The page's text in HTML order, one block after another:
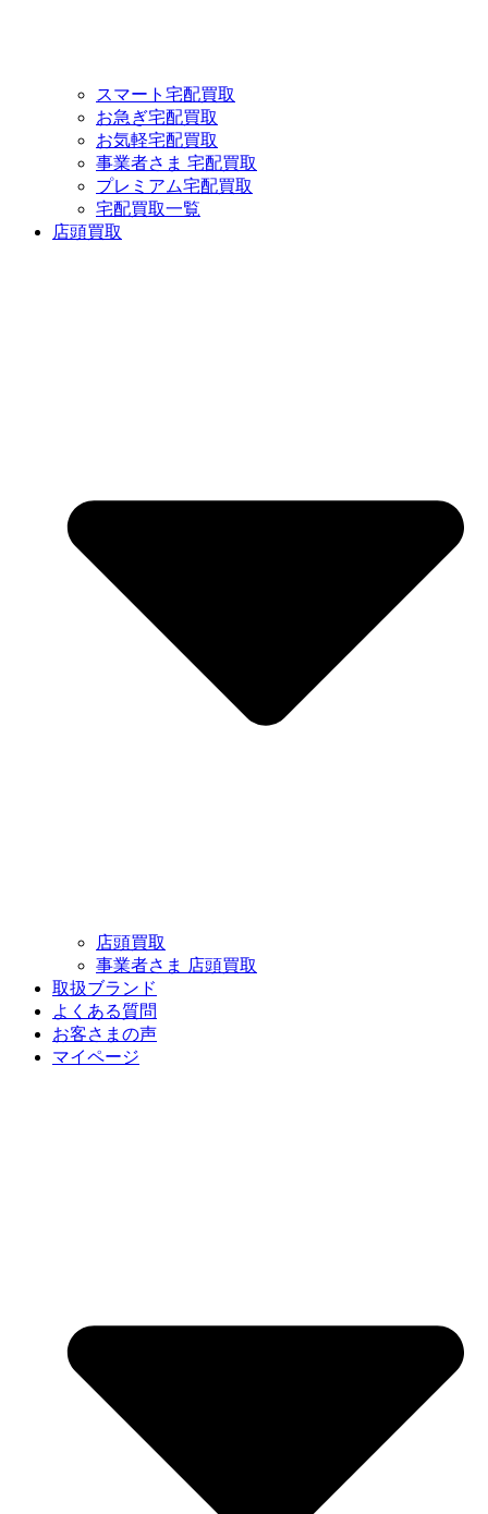
スマート宅配買取
お急ぎ宅配買取
お気軽宅配買取
事業者さま 宅配買取
プレミアム宅配買取
宅配買取一覧
店頭買取
店頭買取
事業者さま 店頭買取
取扱ブランド
よくある質問
お客さまの声
マイページ